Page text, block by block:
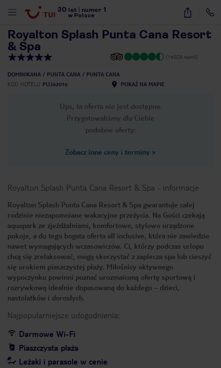
30 lat numer 1
w Polsce
35
Royalton Splash Punta Cana Resort
& Spa
(16028 opinii)
DOMINIKANA PUNTA CANA
PUNTA CANA
KOD HOTELU PUJ62016 POKAŻ NA MAPIE
Ups, ta oferta nie jest dostępna.
Przygotowaliśmy dla Ciebie
podobne oferty:
Zobacz inne ceny i terminy »
Royalton Splash Punta Cana Resort & Spa - informacje
Royalton Splash Punta Cana Resort & Spa gwarantuje całej
rodzinie niezapomniane wakacyjne przeżycia. Na Gości czekają
aquapark ze zjeżdżalniami, komfortowe, stylowo urządzone
pokoje, a do tego bogata oferta all inclusive, która nie zawiedzie
nawet wymagających wczasowiczów. Ci, którzy podczas urlopu
chcą się zrelaksować, mogą skorzystać z zaplecza spa lub cieszyć
się urokiem piaszczystej plaży. Miłośnicy aktywnego
wypoczynku powinni poznać urozmaiconą ofertę sportową i
rozrywkową idealnie dopasowaną do każdego – dzieci,
nastolatków i dorosłych.
Najpopularniejsze udogodnienia:
Darmowe Wi-Fi
Piaszczysta plaża
Leżaki i parasole w cenie